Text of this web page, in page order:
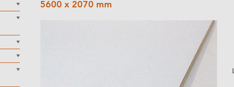
5600 x 2070 mm